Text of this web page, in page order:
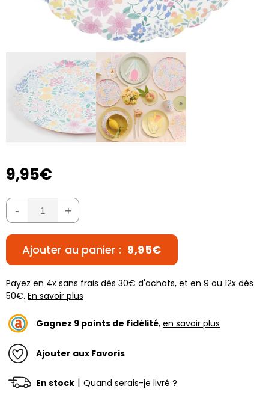
9,95€
- +
Ajouter au panier : 9,95€
Payez en 4x sans frais dès 30€ d'achats, et en 9 ou 12x dès
50€. En savoir plus
Gagnez 9 points de fidélité, en savoir plus
Ajouter aux Favoris
En stock | Quand serais-je livré ?